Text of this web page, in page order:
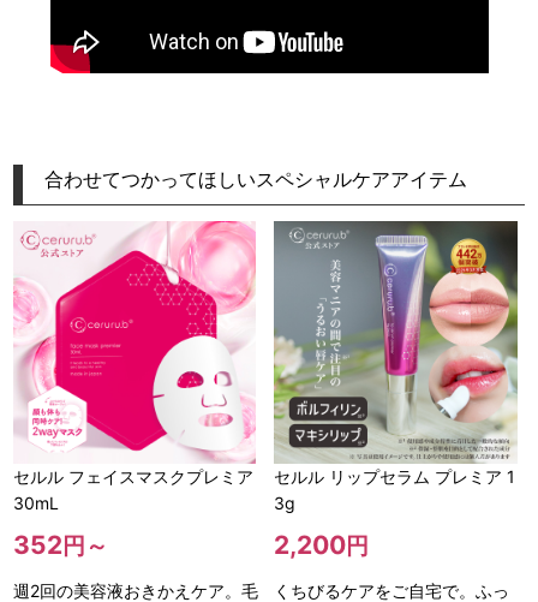
合わせてつかってほしいスペシャルケアアイテム
セルル フェイスマスクプレミア
30mL
352円～
週2回の美容液おきかえケア。毛
セルル リップセラム プレミア 1
3g
2,200円
くちびるケアをご自宅で。ふっ